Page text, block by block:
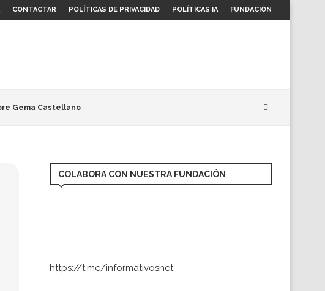
CONTACTAR POLÍTICAS DE PRIVACIDAD POLÍTICAS IA FUNDACIÓN
Gema Castellano
COLABORA CON NUESTRA FUNDACIÓN
https://t.me/informativosnet